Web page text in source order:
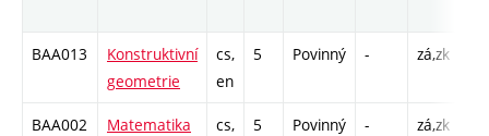
BAA013
Konstruktivní
geometrie
cs,
en
5 Povinný - zá,zk
BAA002
Matematika
cs,
5 Povinný - zá,zk